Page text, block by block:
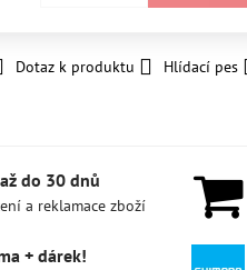
Dotaz k produktu Hlídací pes
do 30 dnů
a reklamace zboží
+ dárek!